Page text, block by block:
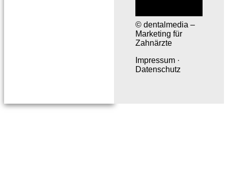
© dentalmedia –
Marketing für
Zahnärzte
Impressum ·
Datenschutz